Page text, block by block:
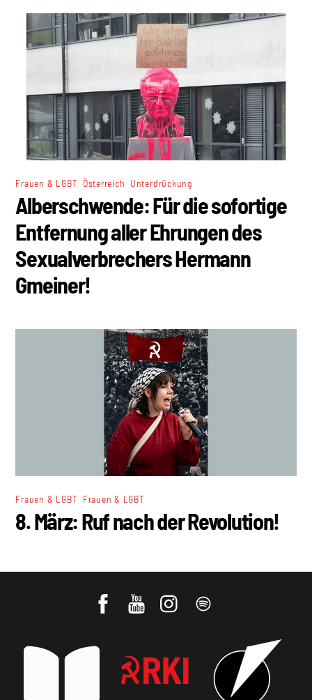
Frauen & LGBT Österreich Unterdrückung
Alberschwende: Für die sofortige
Entfernung aller Ehrungen des
Sexualverbrechers Hermann
Gmeiner!
Frauen & LGBT Frauen & LGBT
8. März: Ruf nach der Revolution!